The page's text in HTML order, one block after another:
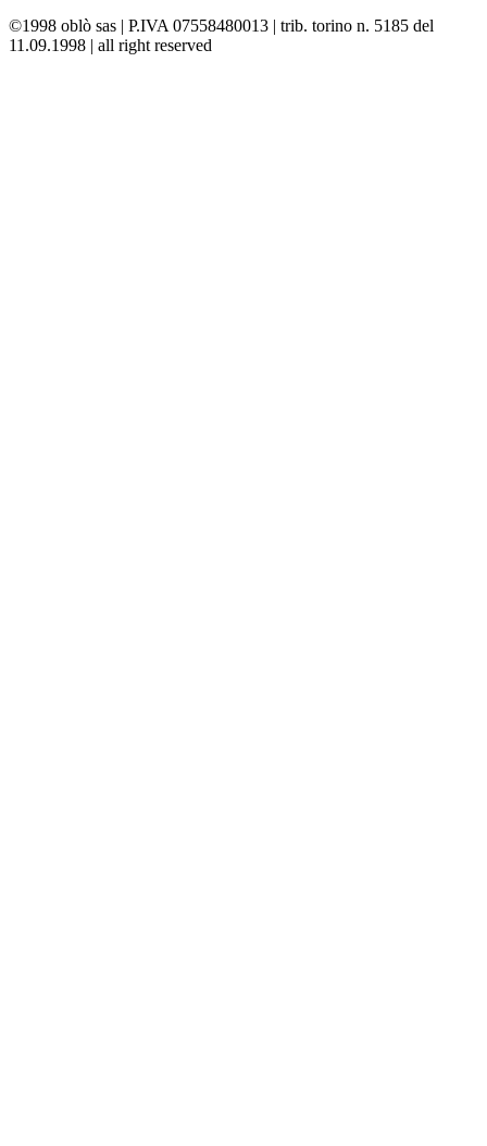
©1998 oblò sas | P.IVA 07558480013 | trib. torino n. 5185 del
11.09.1998 | all right reserved